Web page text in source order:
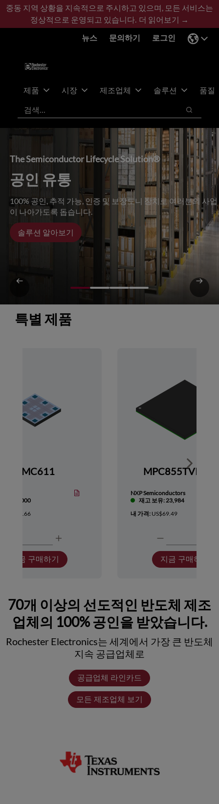
기
콘
바
글
중동 지역 상황을 지속적으로 주시하고 있으며, 모든 서비스는
정상적으로 운영되고 있습니다. 더 읽어보기 →
뉴스
문의하기 로그인
제품 시장 제조업체 솔루션
품질
검색
검색
The Semiconductor Lifecycle Solution®
공인 유통
100% 공인, 추적 가능, 인증 및 보장도니 장치로 여러분의 사업
이 나아가도록 돕습니다.
솔루션 알아보기
특별 제품
HMC611
보유: 1,000
US$418.66
지금 구매하기
NXP Semiconductors
재고 보유: 23,984
내 가격: US$69.49
지금 구매하기
Show
70개 이상의 선도적인 반도체 제조
업체의 100% 공인을 받았습니다.
Rochester Electronics는 세계에서 가장 큰 반도체
지속 공급업체로
공급업체 라인카드
모든 제조업체 보기